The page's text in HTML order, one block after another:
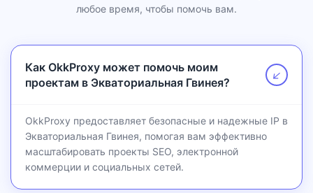
любое время, чтобы помочь вам.
Как OkkProxy может помочь моим
проектам в Экваториальная Гвинея?
↗
OkkProxy предоставляет безопасные и надежные IP в
Экваториальная Гвинея, помогая вам эффективно
масштабировать проекты SEO, электронной
коммерции и социальных сетей.